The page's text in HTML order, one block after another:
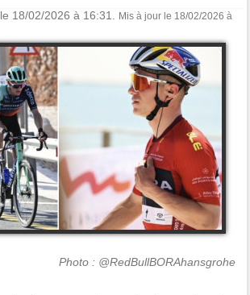
le 18/02/2026 à 16:31.
Mis à jour le 18/02/2026 à
Photo : @RedBullBORAhansgrohe